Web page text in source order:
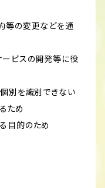
等の変更などを通
ービスの開発等に役
個別を識別できない
ため
目的のため